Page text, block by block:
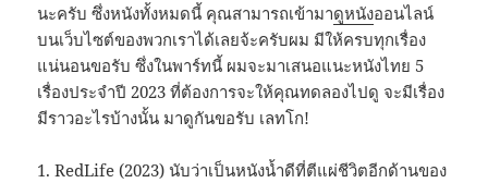
นะครับ ซึ่งหนังทั้งหมดนี้ คุณสามารถเข้ามาดูหนังออนไลน์
บนเว็บไซต์ของพวกเราได้เลยจ้ะครับผม มีให้ครบทุกเรื่อง
แน่นอนขอรับ ซึ่งในพาร์ทนี้ ผมจะมาเสนอแนะหนังไทย 5
เรื่องประจำปี 2023 ที่ต้องการจะให้คุณทดลองไปดู จะมีเรื่อง
มีราวอะไรบ้างนั้น มาดูกันขอรับ เลทโก!
1. RedLife (2023) นับว่าเป็นหนังน้ำดีที่ตีแผ่ชีวิตอีกด้านของ